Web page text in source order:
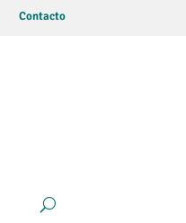
Contacto